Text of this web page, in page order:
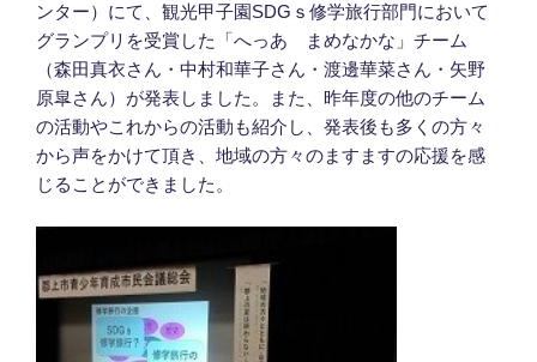
ンター）にて、観光甲子園SDGｓ修学旅行部門において
グランプリを受賞した「へっあ まめなかな」チーム
（森田真衣さん・中村和華子さん・渡邊華菜さん・矢野
原皐さん）が発表しました。また、昨年度の他のチーム
の活動やこれからの活動も紹介し、発表後も多くの方々
から声をかけて頂き、地域の方々のますますの応援を感
じることができました。